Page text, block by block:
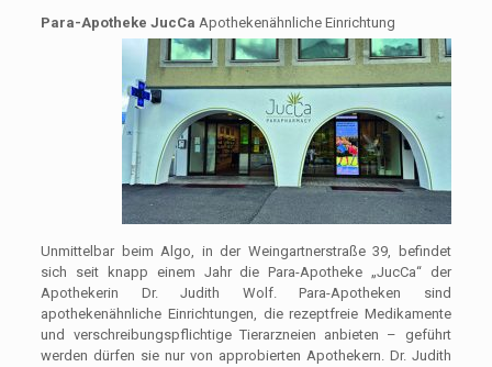
Para-Apotheke JucCa Apothekenähnliche Einrichtung
Unmittelbar beim Algo, in der Weingartnerstraße 39, befindet
sich seit knapp einem Jahr die Para-Apotheke „JucCa“ der
Apothekerin Dr. Judith Wolf. Para-Apotheken sind
apothekenähnliche Einrichtungen, die rezeptfreie Medikamente
und verschreibungspflichtige Tierarzneien anbieten – geführt
werden dürfen sie nur von approbierten Apothekern. Dr. Judith